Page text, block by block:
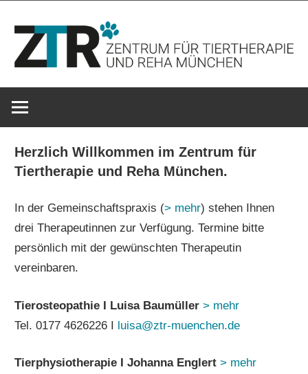
Inhalt
springen
ZTR-
München
Herzlich Willkommen im Zentrum für
Tiertherapie und Reha München.
In der Gemeinschaftspraxis (> mehr) stehen Ihnen
drei Therapeutinnen zur Verfügung. Termine bitte
persönlich mit der gewünschten Therapeutin
vereinbaren.
Tierosteopathie I Luisa Baumüller > mehr
Tel. 0177 4626226 I luisa@ztr-muenchen.de
Tierphysiotherapie I Johanna Englert > mehr